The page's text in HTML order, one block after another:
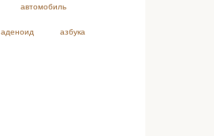
автомобиль
аденоид азбука